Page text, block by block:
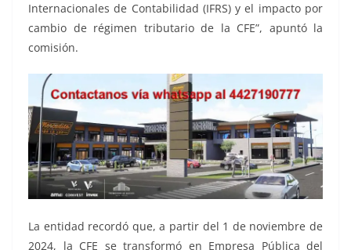
Internacionales de Contabilidad (IFRS) y el impacto por
cambio de régimen tributario de la CFE”, apuntó la
comisión.
La entidad recordó que, a partir del 1 de noviembre de
2024, la CFE se transformó en Empresa Pública del